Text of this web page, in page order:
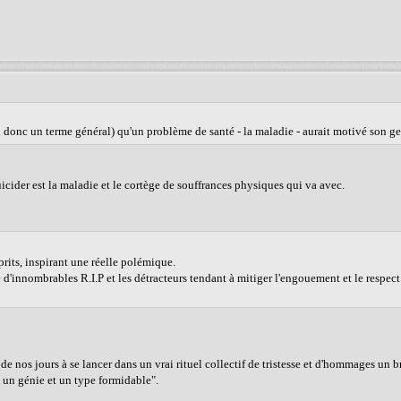
un terme général) qu'un problème de santé - la maladie - aurait motivé son
est la maladie et le cortège de souffrances physiques qui va avec.
inspirant une réelle polémique.
R.I.P et les détracteurs tendant à mitiger l'engouement et le
jours à se lancer dans un vrai rituel collectif de tristesse et d'hommages un
génie et un type formidable".